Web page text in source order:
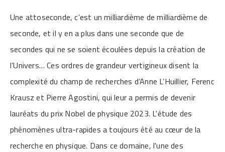
Une attoseconde, c’est un milliardième de milliardième de
seconde, et il y en a plus dans une seconde que de
secondes qui ne se soient écoulées depuis la création de
l’Univers… Ces ordres de grandeur vertigineux disent la
complexité du champ de recherches d’Anne L’Huillier, Ferenc
Krausz et Pierre Agostini, qui leur a permis de devenir
lauréats du prix Nobel de physique 2023. L'étude des
phénomènes ultra-rapides a toujours été au cœur de la
recherche en physique. Dans ce domaine, l'une des